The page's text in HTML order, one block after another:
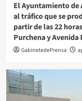
El Ayuntamiento de
al tráfico que se
partir de las 22
Purchena y Avenida
GabinetedePrensa